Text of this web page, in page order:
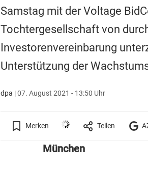
Samstag mit der Voltage
Tochtergesellschaft von
Investorenvereinbarung
Unterstützung der
dpa |07. August 2021 - 13:50 Uhr
Merken Teilen
München